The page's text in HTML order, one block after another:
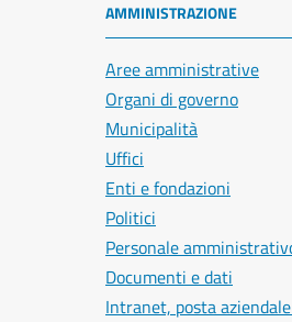
AMMINISTRAZIONE
Aree amministrative
Organi di governo
Municipalità
Uffici
Enti e fondazioni
Politici
Personale
Documenti e dati
Intranet, posta